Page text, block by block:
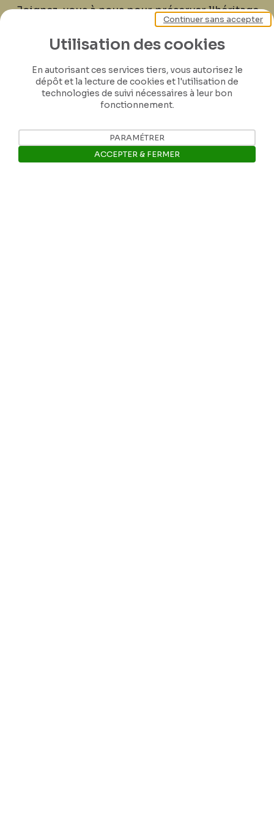
Joignez-vous à nous pour préserver l'héritage
de Félicien Rops ! Partagez vos lettres,
documents et connaissances afin de
les générations futures.
Je contribue
Utilisation des cookies
En autorisant ces services tiers, vous autorisez le
dépôt et la lecture de cookies et l'utilisation de
technologies de suivi nécessaires à leur bon
fonctionnement.
Continuer sans accepter
PARAMÉTRER
ACCEPTER & FERMER